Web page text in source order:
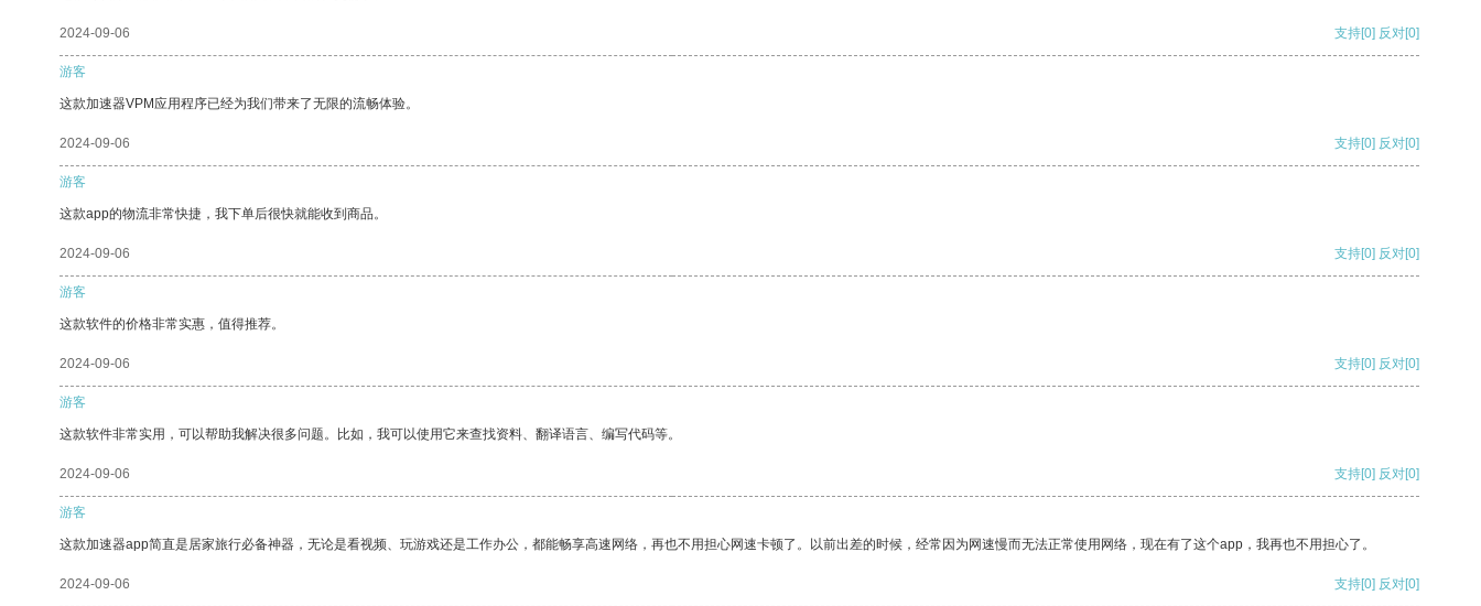
2024-09-06 支持[0] 反对[0]
游客
这款加速器VPM应用程序已经为我们带来了无限的流畅体验。
2024-09-06 支持[0] 反对[0]
游客
这款app的物流非常快捷，我下单后很快就能收到商品。
2024-09-06 支持[0] 反对[0]
游客
这款软件的价格非常实惠，值得推荐。
2024-09-06 支持[0] 反对[0]
游客
这款软件非常实用，可以帮助我解决很多问题。比如，我可以使用它来查找资料、翻译语言、编写代码等。
2024-09-06 支持[0] 反对[0]
游客
这款加速器app简直是居家旅行必备神器，无论是看视频、玩游戏还是工作办公，都能畅享高速网络，再也不用担心网速卡顿了。以前出差的时候，经常因为网速慢而无法正常使用网络，现在有了这个app，我再也不用担心了。
2024-09-06 支持[0] 反对[0]